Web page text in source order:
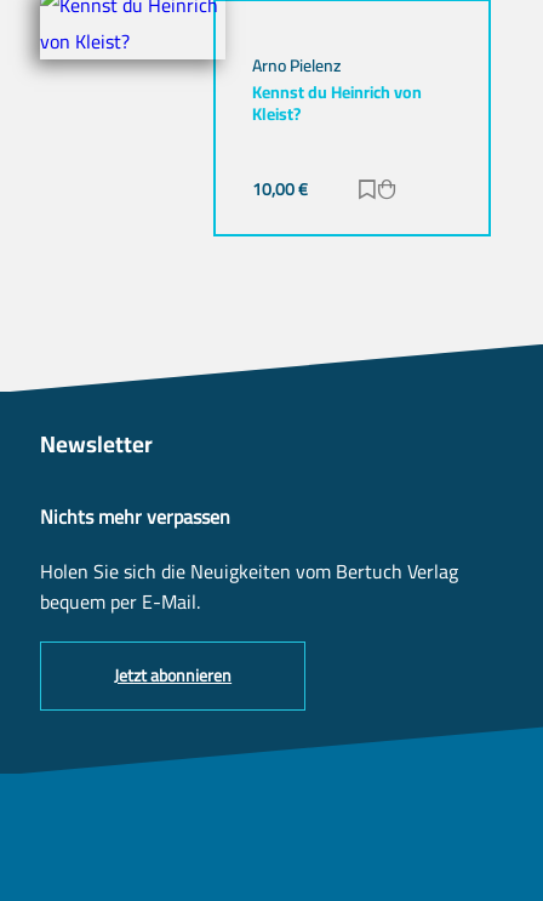
Arno Pielenz
Kennst du Heinrich von
Kleist?
10,00€ Zur Merkliste
Newsletter
Nichts mehr verpassen
Holen Sie sich die Neuigkeiten vom Bertuch Verlag
bequem per E-Mail.
Jetzt abonnieren